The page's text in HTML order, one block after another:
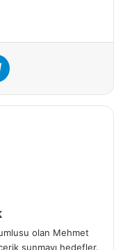
olan Mehmet
sunmayı hedefler.